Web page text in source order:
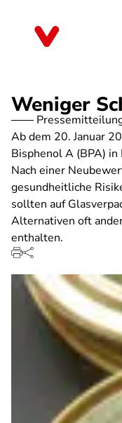
Weniger
Ab dem 20. Januar
Bisphenol A (BPA)
Nach einer
gesundheitliche
sollten auf
Alternativen oft
enthalten.